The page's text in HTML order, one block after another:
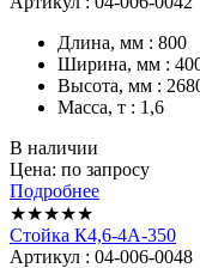
Длина, мм : 800
Ширина, мм :
Высота, мм :
Масса, т : 1,6
В наличии
Цена: по запросу
Подробнее
★★★★★
Стойка К4,6-4А-350
Артикул : 04-006-0048